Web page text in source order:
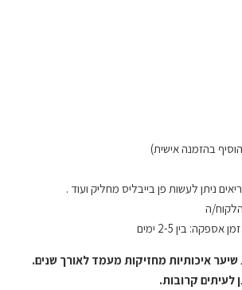
ניתן לעשות פן בייבליס מחליק ועוד .
בין 2-5 ימים
איכותיות מחזיקות מעמד לאורך שנים.
לעיתים קרובות.